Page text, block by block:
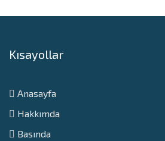
Kısayollar
Anasayfa
Hakkımda
Basında